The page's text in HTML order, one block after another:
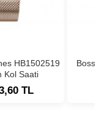
HB1502519
Kol Saati
TL
Boss